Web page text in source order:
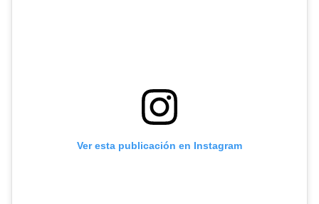
Ver esta publicación en Instagram